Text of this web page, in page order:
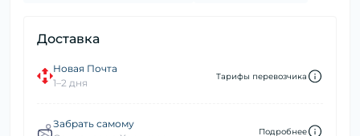
Доставка
Новая Почта
1–2 дня
Тарифы перевозчика
Забрать самому
Подробнее